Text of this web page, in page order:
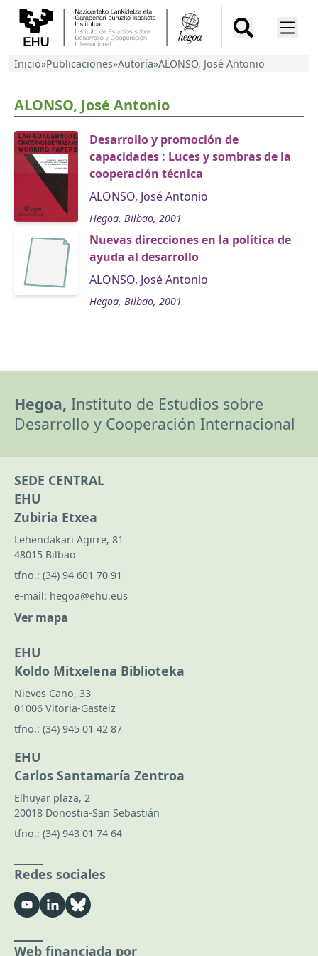
Inicio»Publicaciones»Autoría»ALONSO, José Antonio
ALONSO, José Antonio
Desarrollo y promoción de
capacidades : Luces y sombras de la
cooperación técnica
ALONSO, José Antonio
Hegoa, Bilbao, 2001
Nuevas direcciones en la política de
ayuda al desarrollo
ALONSO, José Antonio
Hegoa, Bilbao, 2001
Hegoa, Instituto de Estudios sobre
Desarrollo y Cooperación Internacional
SEDE CENTRAL
EHU
Zubiria Etxea
Lehendakari Agirre, 81
48015 Bilbao
tfno.: (34) 94 601 70 91
e-mail: hegoa@ehu.eus
Ver mapa
EHU
Koldo Mitxelena Biblioteka
Nieves Cano, 33
01006 Vitoria-Gasteiz
tfno.: (34) 945 01 42 87
EHU
Carlos Santamaría Zentroa
Elhuyar plaza, 2
20018 Donostia-San Sebastián
tfno.: (34) 943 01 74 64
Redes sociales
Web financiada por